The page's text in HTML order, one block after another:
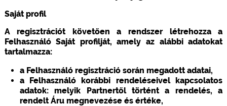
Saját profil
A regisztrációt követően a rendszer létrehozza a
Felhasználó Saját profilját, amely az alábbi adatokat
tartalmazza:
a Felhasználó regisztráció során megadott adatai,
a Felhasználó korábbi rendeléseivel kapcsolatos
adatok: melyik Partnertől történt a rendelés, a
rendelt Áru megnevezése és értéke,